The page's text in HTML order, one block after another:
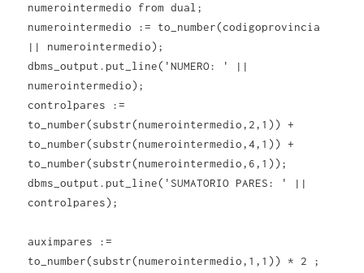
numerointermedio from dual;
numerointermedio := to_number(codigoprovincia
|| numerointermedio);
dbms_output.put_line('NUMERO: ' ||
numerointermedio);
controlpares :=
to_number(substr(numerointermedio,2,1)) +
to_number(substr(numerointermedio,4,1)) +
to_number(substr(numerointermedio,6,1));
dbms_output.put_line('SUMATORIO PARES: ' ||
controlpares);
auximpares :=
to_number(substr(numerointermedio,1,1)) * 2 ;